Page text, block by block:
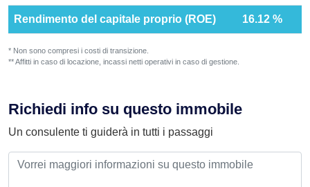
Rendimento del capitale proprio (ROE) 16.12 %
* Non sono compresi i costi di transizione.
** Affitti in caso di locazione, incassi netti operativi in caso di gestione.
Richiedi info su questo immobile
Un consulente ti guiderà in tutti i passaggi
MESSAGGIO